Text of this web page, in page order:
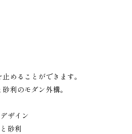
めることができます。
利のモダン外構。
ザイン
砂利